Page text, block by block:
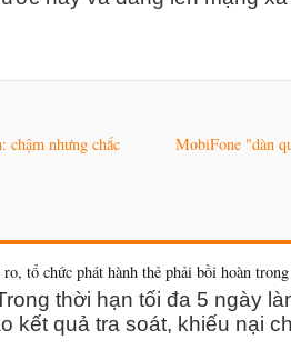
chậm nhưng chắc MobiFone "dàn
tổ chức phát hành thẻ phải bồi hoàn
thời hạn tối đa 5 ngày
kết quả tra soát, khiếu nại